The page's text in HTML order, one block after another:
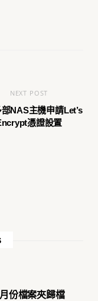
NEXT POST
NAS主機申請Let’s
憑證設置
份檔案夾歸檔